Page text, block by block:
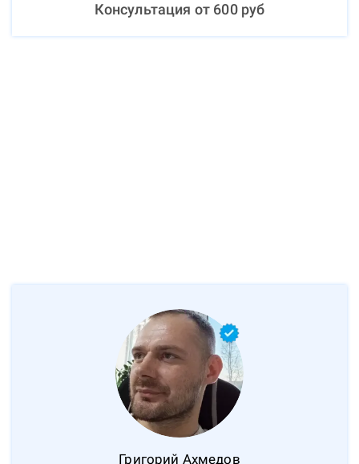
Консультация от 600руб
Григорий Ахмедов